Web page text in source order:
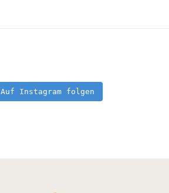
Auf Instagram folgen